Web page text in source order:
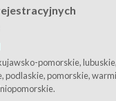
pomorskie,
podlaskie, pomorskie,